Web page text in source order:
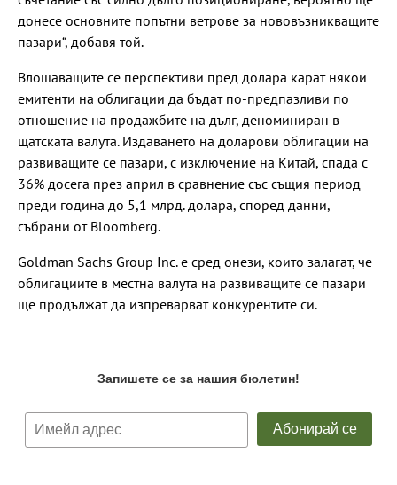
донесе основните попътни ветрове за нововъзникващите
пазари“, добавя той.
Влошаващите се перспективи пред долара карат някои
емитенти на облигации да бъдат по-предпазливи по
отношение на продажбите на дълг, деноминиран в
щатската валута. Издаването на доларови облигации на
развиващите се пазари, с изключение на Китай, спада с
36% досега през април в сравнение със същия период
преди година до 5,1 млрд. долара, според данни,
събрани от Bloomberg.
Goldman Sachs Group Inc. е сред онези, които залагат, че
облигациите в местна валута на развиващите се пазари
ще продължат да изпреварват конкурентите си.